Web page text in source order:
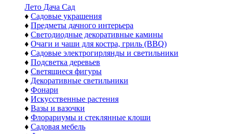
Лето Дача Сад
♦ Садовые украшения
♦ Предметы дачного интерьера
♦ Светодиодные декоративные камины
♦ Очаги и чаши для костра, гриль (BBQ)
♦ Садовые электрогирлянды и светильники
♦ Подсветка деревьев
♦ Светящиеся фигуры
♦ Декоративные светильники
♦ Фонари
♦ Искусственные растения
♦ Вазы и вазочки
♦ Флорариумы и стеклянные клоши
♦ Садовая мебель